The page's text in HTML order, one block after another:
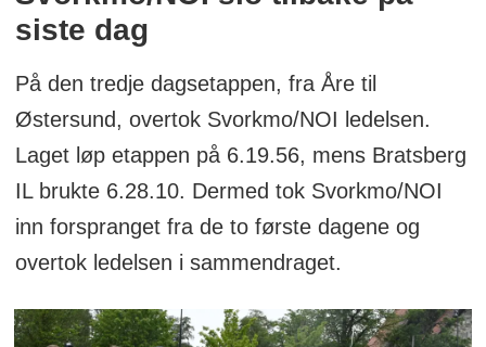
siste dag
På den tredje dagsetappen, fra Åre til
Østersund, overtok Svorkmo/NOI ledelsen.
Laget løp etappen på 6.19.56, mens Bratsberg
IL brukte 6.28.10. Dermed tok Svorkmo/NOI
inn forspranget fra de to første dagene og
overtok ledelsen i sammendraget.